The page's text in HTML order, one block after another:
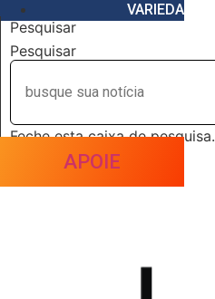
VARIEDADES
Pesquisar
Pesquisar
Feche esta caixa de pesquisa.
APOIE